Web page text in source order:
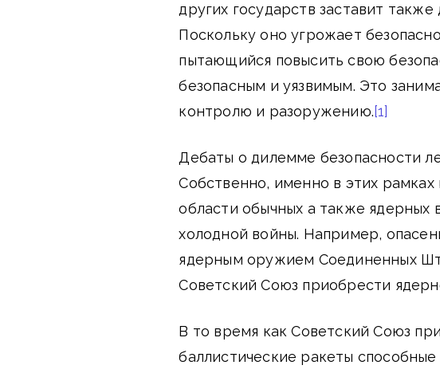
других государств заставит
Поскольку оно угрожает
пытающийся повысить свою
безопасным и уязвимым. Это
контролю и разоружению.[1]
Дебаты о дилемме безопасности
Собственно, именно в этих
области обычных а также
холодной войны. Например,
ядерным оружием Соединенных
Советский Союз приобрести
В то время как Советский Союз
баллистические ракеты